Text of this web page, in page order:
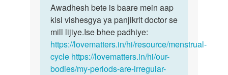
to
Meri
wife
ko
mahina
main…
Awadhesh
bete
is
baare
mein…
Awadhesh bete is baare mein aap
kisi vishesgya ya panjikrit doctor se
mill lijiye.Ise bhee padhiye:
https://lovematters.in/hi/resource/menstrual-
cycle https://lovematters.in/hi/our-
bodies/my-periods-are-irregular-